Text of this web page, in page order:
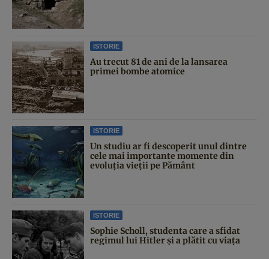
ISTORIE
Au trecut 81 de ani de la lansarea
primei bombe atomice
ISTORIE
Un studiu ar fi descoperit unul dintre
cele mai importante momente din
evoluția vieții pe Pământ
ISTORIE
Sophie Scholl, studenta care a sfidat
regimul lui Hitler și a plătit cu viața